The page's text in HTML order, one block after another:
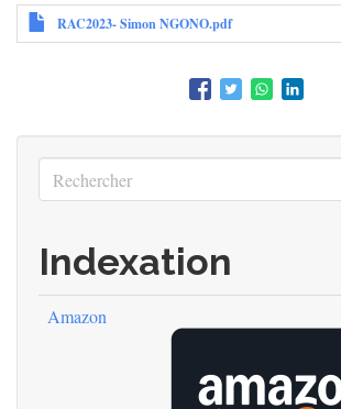
RAC2023- Simon NGONO.pdf
Rechercher
Rechercher
Indexation
Amazon